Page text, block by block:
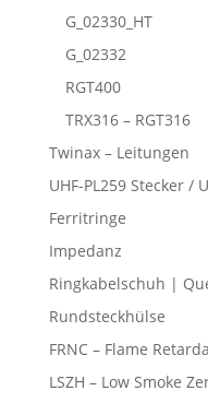
G_02330_HT
G_02332
RGT400
TRX316 – RGT316
Twinax – Leitungen
UHF-PL259 Stecker /
Ferritringe
Impedanz
Ringkabelschuh |
Rundsteckhülse
FRNC – Flame
LSZH – Low Smoke